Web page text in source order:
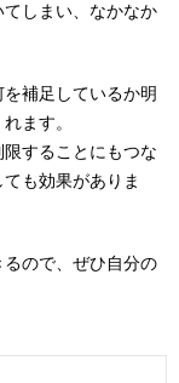
しまい、なかなか
補足しているか明
ます。
することにもつな
ても効果がありま
ので、ぜひ自分の